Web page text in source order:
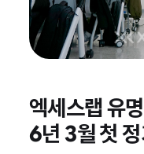
엑세스랩 유
6년 3월 첫